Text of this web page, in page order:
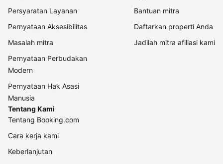
Persyaratan Layanan
Pernyataan Aksesibilitas
Masalah mitra
Pernyataan Perbudakan
Modern
Pernyataan Hak Asasi
Manusia
Bantuan mitra
Daftarkan properti Anda
Jadilah mitra afiliasi kami
Tentang Kami
Tentang Booking.com
Cara kerja kami
Keberlanjutan